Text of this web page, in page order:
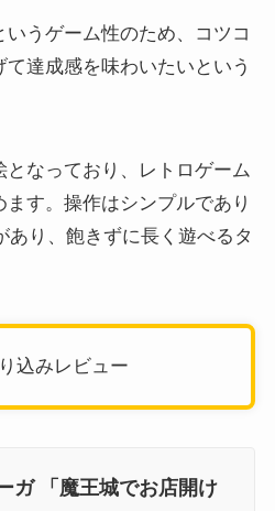
うゲーム性のため、コツコ
達成感を味わいたいという
となっており、レトロゲーム
す。操作はシンプルであり
あり、飽きずに長く遊べるタ
込みレビュー
ガ 「魔王城でお店開け